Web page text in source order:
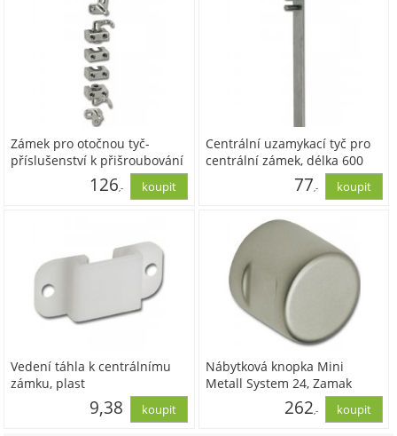
Zámek pro otočnou tyč-
příslušenství k přišroubování
ø 6 mm, ocel poniklovaná
126,-
Centrální uzamykací tyč pro
centrální zámek, délka 600
mm, ocel surová77 ,-
Vedení táhla k centrálnímu
zámku, plast
9,38
Nábytková knopka Mini
Metall System 24, Zamak
poniklovaný matný
262 ,-